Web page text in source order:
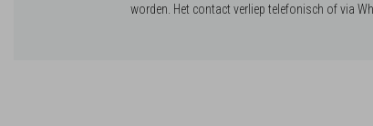
worden. Het contact verliep telefonisch of via